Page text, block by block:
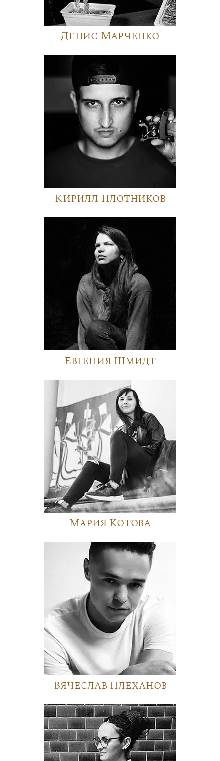
Денис Марченко
Кирилл Плотников
Евгения Шмидт
Мария Котова
Вячеслав Плеханов